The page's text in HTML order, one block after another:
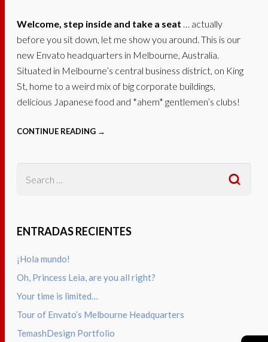
Welcome, step inside and take a seat … actually
before you sit down, let me show you around. This is our
new Envato headquarters in Melbourne, Australia.
Situated in Melbourne’s central business district, on King
St, home to a weird mix of big corporate buildings,
delicious Japanese food and *ahem* gentlemen’s clubs!
CONTINUE READING →
ENTRADAS RECIENTES
¡Hola mundo!
Oh, Princess Leia, are you all right?
Your time is limited…
Tour of Envato’s Melbourne Headquarters
TemashDesign Portfolio